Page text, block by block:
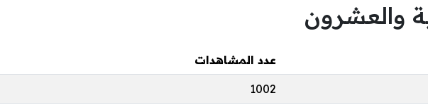
والعشرون
عدد المشاهدات
1002